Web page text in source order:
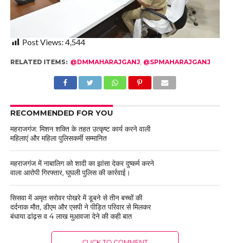
Post Views: 4,544
RELATED ITEMS: @DMMAHARAJGANJ @SPMAHARAJGANJ
RECOMMENDED FOR YOU
महराजगंज: मिशन शक्ति के तहत उत्कृष्ट कार्य करने वाली
महिलाएं और महिला पुलिसकर्मी सम्मानित
महराजगंज में नाबालिग को शादी का झांसा देकर दुष्कर्म करने
वाला आरोपी गिरफ्तार, घुघली पुलिस की कार्रवाई।
सिसवा में अमृत सरोवर पोखरे में डूबने से तीन बच्चों की
दर्दनाक मौत, डीएम और एसपी ने पीड़ित परिवार से मिलकर
बंधाया ढांढ़स व 4 लाख मुआवजा देने की कही बात